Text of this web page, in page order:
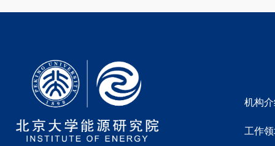
机构
工作